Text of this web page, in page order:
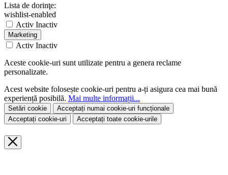
Lista de dorinţe:
wishlist-enabled
Activ Inactiv
Marketing
Activ Inactiv
Aceste cookie-uri sunt utilizate pentru a genera reclame
personalizate.
Acest website folosește cookie-uri pentru a-ți asigura cea mai bună
experiență posibilă. Mai multe informații...
Setări cookie
Acceptați numai cookie-uri funcționale
Acceptați cookie-uri
Acceptați toate cookie-urile